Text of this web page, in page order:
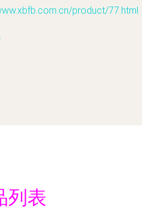
product/77.html
列表